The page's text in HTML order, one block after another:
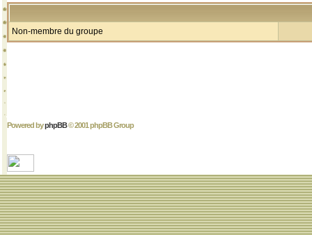
Non-membre du groupe
Powered byphpBB© 2001 phpBB Group